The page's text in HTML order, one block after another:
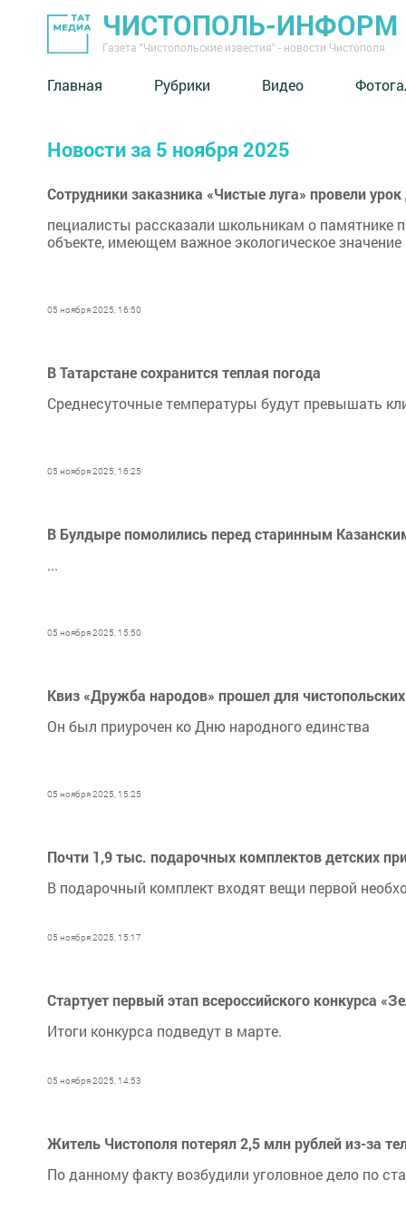
ЧИСТОПОЛЬ-ИНФОРМ
Газета "Чистопольские известия" - новости Чистополя
Главная Рубрики Видео
Новости за 5 ноября 2025
Сотрудники заказника «Чистые луга» провели
пециалисты рассказали школьникам о
объекте, имеющем важное экологическое значение
05 ноября 2025, 16:50
В Татарстане сохранится теплая погода
Среднесуточные температуры будут превышать
05 ноября 2025, 16:25
В Булдыре помолились перед старинным
...
05 ноября 2025, 15:50
Квиз «Дружба народов» прошел для
Он был приурочен ко Дню народного единства
05 ноября 2025, 15:25
Почти 1,9 тыс. подарочных комплектов детских
В подарочный комплект входят вещи первой
05 ноября 2025, 15:17
Стартует первый этап всероссийского конкурса
Итоги конкурса подведут в марте.
05 ноября 2025, 14:53
Житель Чистополя потерял 2,5 млн рублей из-за
По данному факту возбудили уголовное дело по